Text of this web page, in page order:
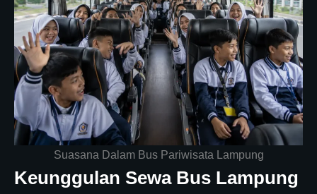
Suasana Dalam Bus Pariwisata Lampung
Keunggulan Sewa Bus Lampung